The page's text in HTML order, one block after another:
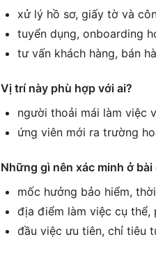
xử lý hồ sơ, giấy tờ và
tuyển dụng, onboarding
tư vấn khách hàng, bán
Vị trí này phù hợp với ai?
người thoải mái làm việc
ứng viên mới ra trường
Những gì nên xác minh ở bài
mốc hưởng bảo hiểm,
địa điểm làm việc cụ
đầu việc ưu tiên, chỉ tiêu